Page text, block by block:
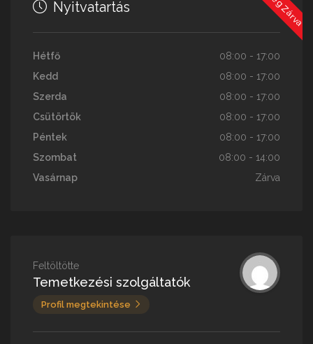
Nyitvatartás
Hétfő
08:00 - 17:00
Kedd
08:00 - 17:00
Szerda
08:00 - 17:00
Csütörtök
08:00 - 17:00
Péntek
08:00 - 17:00
Szombat
08:00 - 14:00
Vasárnap
Zárva
Feltöltötte
Temetkezési szolgáltatók
Profil megtekintése